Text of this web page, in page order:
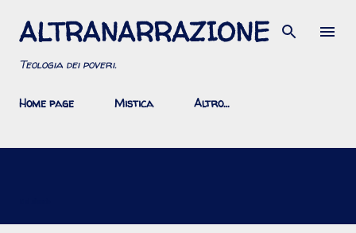
Passa ai contenuti principali
ALTRANARRAZIONE
Teologia dei poveri.
Home page Mistica Altro…